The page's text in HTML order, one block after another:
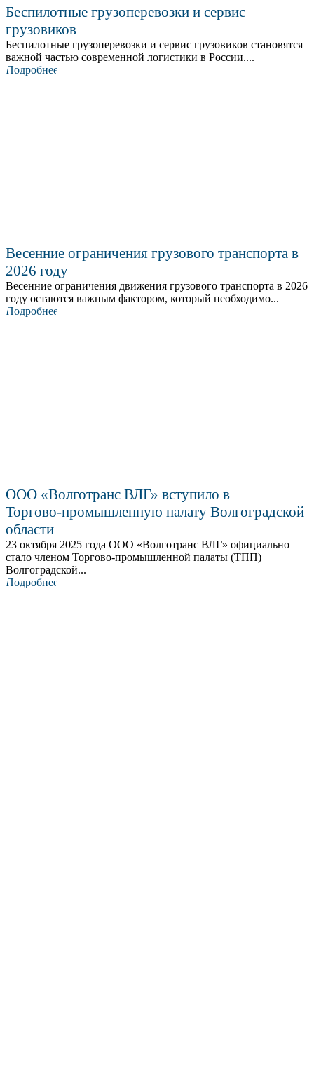
Беспилотные грузоперевозки и сервис
грузовиков
Беспилотные грузоперевозки и сервис грузовиков становятся
важной частью современной логистики в России....
Подробнее
Весенние ограничения грузового транспорта в
2026 году
Весенние ограничения движения грузового транспорта в 2026
году остаются важным фактором, который необходимо...
Подробнее
ООО «Волготранс ВЛГ» вступило в
Торгово‑промышленную палату Волгоградской
области
23 октября 2025 года ООО «Волготранс ВЛГ» официально
стало членом Торгово‑промышленной палаты (ТПП)
Волгоградской...
Подробнее